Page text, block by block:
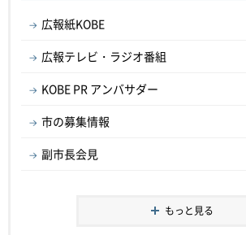
広報紙KOBE
広報テレビ・ラジオ番組
KOBE PR アンバサダー
市の募集情報
副市長会見
もっと見る